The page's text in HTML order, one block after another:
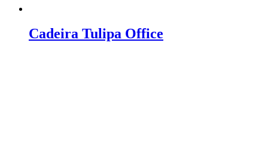
Cadeira Tulipa Office